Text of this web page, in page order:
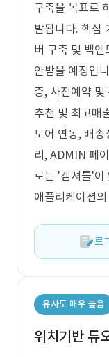
구축을 목표로
발됩니다. 핵심
버 구축 및 백엔
안받을 예정입
증, 사전예약
추천 및 최고매
토어 연동, 배송
리, ADMIN 페
로는 '겜셔틀'이
애플리케이션
로
유사도 매우 높음
위치기반 듀